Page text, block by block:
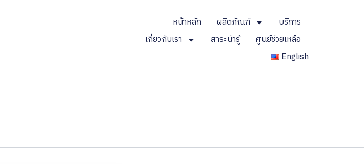
หน้าหลัก ผลิตภัณฑ์
บริการ
เกี่ยวกับเรา
สาระน่ารู้
ศูนย์ช่วยเหลือ
English